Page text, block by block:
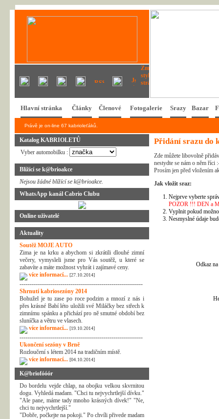
Hlavní stránka Články Členové Fotogalerie Srazy Bazar
Právě je on-line 67 kabrioleťáků.
Katalog KABRIOLETŮ
Vyber automobilku :
Blížící se k@brioakce
Nejsou žádné blížící se k@brioakce.
WhatsApp kanál Cabrio Clubu
Online uživatelé
Aktuality
Soutěž MOJE AUTO
Zima je na krku a abychom si zkrátili dlouhé zimní
večery, vymysleli jsme pro Vás soutěž, u které se
zabavíte a máte možnost vyhrát i zajímavé ceny.
více informací... [27.10.2014]
---------------------------------------------------------------
Shrnutí kabriosezóny 2014
Bohužel je tu zase po roce podzim a mnozí z nás i
přes krásné Babí léto uložili své Miláčky bez střech k
zimnímu spánku a přichází pro ně smutné období bez
sluníčka a větru ve vlasech.
více informací... [19.10.2014]
---------------------------------------------------------------
Ukončení sezóny v Brně
Rozloučení s létem 2014 na tradičním místě.
více informací... [04.10.2014]
K@briofóóór
Do bordelu vejde chlap, na obojku velkou skvrnitou
dogu. Vyhledá madam. "Chci tu nejvychrtlejší dívku."
"Ale pane, máme tady mnoho krásných dívek!" "Ne,
chci tu nejvychrtlejší."
"Dobře, počkejte na pokoji." Po chvíli přivede madam
Přidání srazu do
Zde můžete libovolně
nestydte se nám o něm říci
Prosím jen před vložením
Jak vložit sraz:
Nejprve vyberte
POZOR !!! DEN a
Vyplnit pokud
Nesmyslné údaje
Odkaz